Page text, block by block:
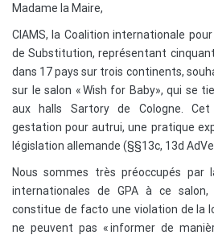
Madame la Maire,
CIAMS, la Coalition internationale
de Substitution, représentant
dans 17 pays sur trois continents,
sur le salon « Wish for Baby», qui se
aux halls Sartory de Cologne.
gestation pour autrui, une pratique
législation allemande (§§13c, 13d
Nous sommes très préoccupés par
internationales de GPA à ce
constitue de facto une violation de la
ne peuvent pas « informer de